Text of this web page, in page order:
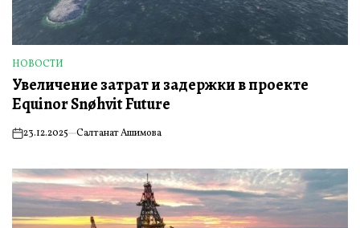
ОПУБЛИКОВАНО
В
НОВОСТИ
Увеличение затрат и задержки в проекте
Equinor Snøhvit Future
on23.12.2025 Салтанат Ашимова